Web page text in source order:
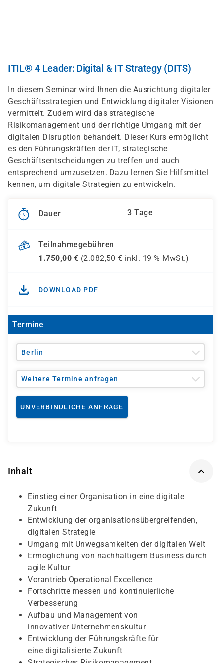
ITIL® 4 Leader: Digital & IT Strategy (DITS)
In diesem Seminar wird Ihnen die Ausrichtung digitaler
Geschäftsstrategien und Entwicklung digitaler Visionen
vermittelt. Zudem wird das strategische
Risikomanagement und der richtige Umgang mit der
digitalen Disruption behandelt. Dieser Kurs ermöglicht
es den Führungskräften der IT, strategische
Geschäftsentscheidungen zu treffen und auch
entsprechend umzusetzen. Dazu lernen Sie Hilfsmittel
kennen, um digitale Strategien zu entwickeln.
Dauer 3 Tage
Teilnahmegebühren
1.750,00 € (2.082,50 € inkl. 19 % MwSt.)
DOWNLOAD PDF
Termine
Berlin
Weitere Termine anfragen
UNVERBINDLICHE ANFRAGE
Inhalt
Einstieg einer Organisation in eine digitale
Zukunft
Entwicklung der organisationsübergreifenden,
digitalen Strategie
Umgang mit Unwegsamkeiten der digitalen Welt
Ermöglichung von nachhaltigem Business durch
agile Kultur
Vorantrieb Operational Excellence
Fortschritte messen und kontinuierliche
Verbesserung
Aufbau und Management von
innovativer Unternehmenskultur
Entwicklung der Führungskräfte für
eine digitalisierte Zukunft